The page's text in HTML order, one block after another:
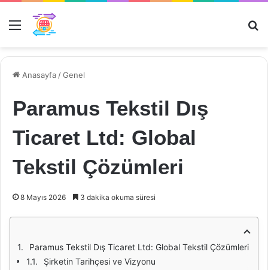
Menü
Anasayfa /Genel
Paramus Tekstil Dış
Ticaret Ltd: Global
Tekstil Çözümleri
8 Mayıs 2026 3 dakika okuma süresi
Paramus Tekstil Dış Ticaret Ltd: Global Tekstil Çözümleri
Şirketin Tarihçesi ve Vizyonu